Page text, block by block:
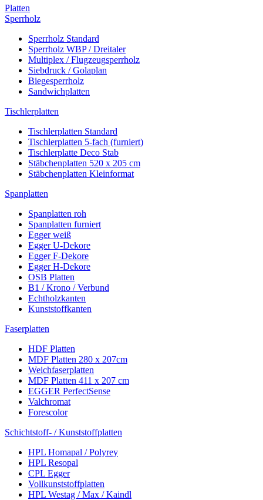
Platten
Sperrholz
Sperrholz Standard
Sperrholz WBP / Dreitaler
Multiplex / Flugzeugsperrholz
Siebdruck / Golaplan
Biegesperrholz
Sandwichplatten
Tischlerplatten
Tischlerplatten Standard
Tischlerplatten 5-fach (furniert)
Tischlerplatte Deco Stab
Stäbchenplatten 520 x 205 cm
Stäbchenplatten Kleinformat
Spanplatten
Spanplatten roh
Spanplatten furniert
Egger weiß
Egger U-Dekore
Egger F-Dekore
Egger H-Dekore
OSB Platten
B1 / Krono / Verbund
Echtholzkanten
Kunststoffkanten
Faserplatten
HDF Platten
MDF Platten 280 x 207cm
Weichfaserplatten
MDF Platten 411 x 207 cm
EGGER PerfectSense
Valchromat
Forescolor
Schichtstoff- / Kunststoffplatten
HPL Homapal / Polyrey
HPL Resopal
CPL Egger
Vollkunststoffplatten
HPL Westag / Max / Kaindl